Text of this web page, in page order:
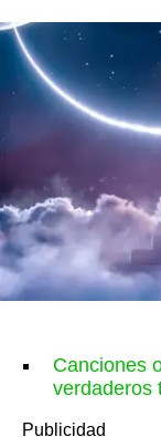
Canciones
verdaderos